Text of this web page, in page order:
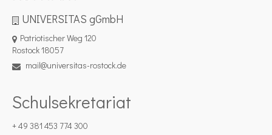
UNIVERSITAS gGmbH
Patriotischer Weg 120
Rostock 18057
mail@universitas-rostock.de
Schulsekretariat
+ 49 381 453 774 300